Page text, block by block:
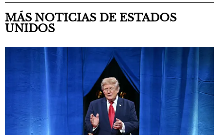
MÁS NOTICIAS DE ESTADOS
UNIDOS